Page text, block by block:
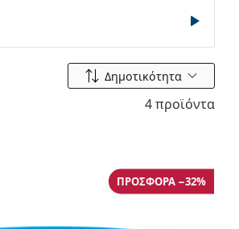
Ταξινόμηση ανά
Δημοτικότητα
4 προϊόντα
ΠΡΟΣΦΟΡΆ −32%